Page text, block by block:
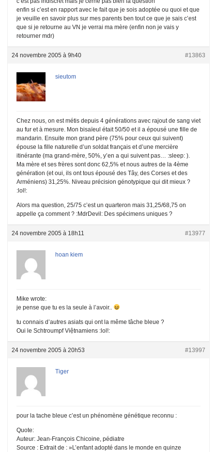
enfin si c’est en rapport avec le fait que je sois adoptée ou quoi et que
je veuille en savoir plus sur mes parents ben tout ce que je sais c’est
que si je retourne au VN je verrai ma mère (enfin non je vais y
retourner mdr)
24 novembre 2005 à 9h40 #13863
sieutom
Chez nous, on est métis depuis 4 générations avec rajout de sang viet
au fur et à mesure. Mon bisaïeul était 50/50 et il a épousé une fille de
mandarin. Ensuite mon grand père (75% pour ceux qui suivent)
épouse la fille naturelle d’un soldat français et d’une mercière
itinérante (ma grand-mère, 50%, y’en a qui suivent pas… :sleep: ).
Ma mère et ses frères sont donc 62,5% et nous autres de la 4ème
génération (et oui, ils ont tous épousé des Tây, des Corses et des
Arméniens) 31,25%. Niveau précision génotypique qui dit mieux ?
:lol!:
Alors ma question, 25/75 c’est un quarteron mais 31,25/68,75 on
appelle ça comment ? :MdrDevil: Des spécimens uniques ?
24 novembre 2005 à 18h11 #13977
hoan kiem
Mike wrote:
je pense que tu es la seule à l’avoir..
tu connais d’autres asiats qui ont la même tâche bleue ?
Oui le Schtroumpf Việtnamiens :lol!:
24 novembre 2005 à 20h53 #13997
Tiger
pour la tache bleue c’est un phénomène génétique reconnu :
Quote:
Auteur: Jean-François Chicoine, pédiatre
Source : Extrait de : »L’enfant adopté dans le monde en quinze